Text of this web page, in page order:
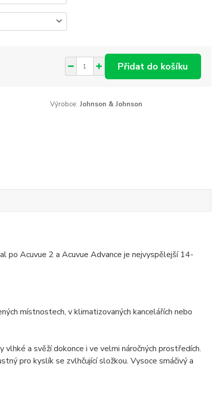
Přidat do košíku
Výrobce: Johnson & Johnson
po Acuvue 2 a Acuvue Advance je nejvyspělejší 14-
místnostech, v klimatizovaných kancelářích nebo
a svěží dokonce i ve velmi náročných prostředích.
pro kyslík se zvlhčující složkou. Vysoce smáčivý a